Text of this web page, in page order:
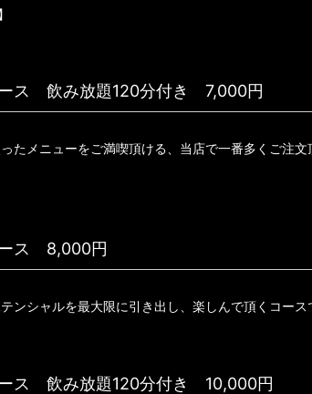
ス 飲み放題120分付き 7,000円
たメニューをご満喫頂ける、当店で一番多くご注
ス 8,000円
ンシャルを最大限に引き出し、楽しんで頂くコー
ス 飲み放題120分付き 10,000円